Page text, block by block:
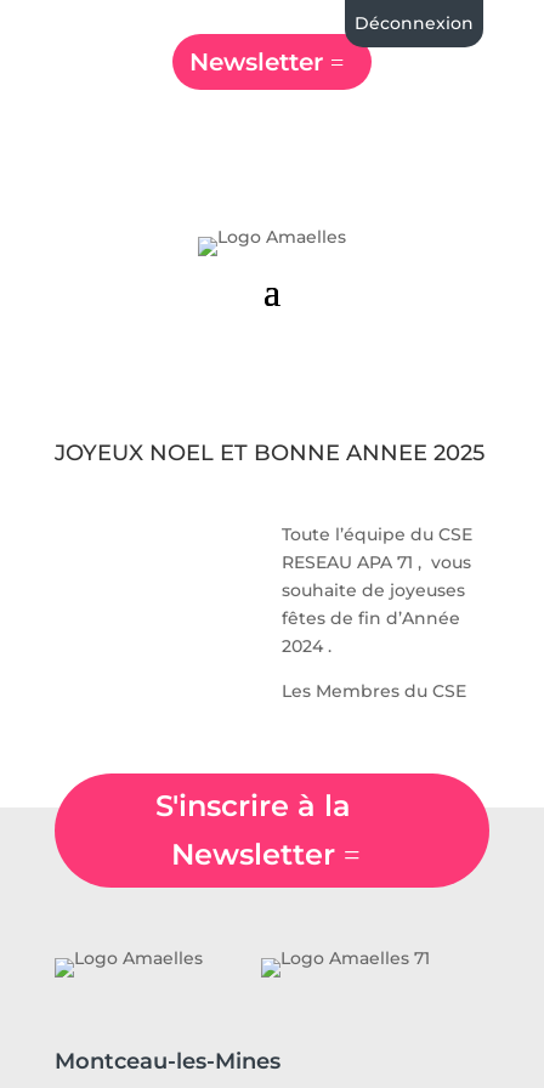
Newsletter
Déconnexion
JOYEUX NOEL ET BONNE ANNEE 2025
Toute l’équipe du CSE
RESEAU APA 71 , vous
souhaite de joyeuses
fêtes de fin d’Année
2024 .
Les Membres du CSE
S'inscrire à la
Newsletter
Montceau-les-Mines